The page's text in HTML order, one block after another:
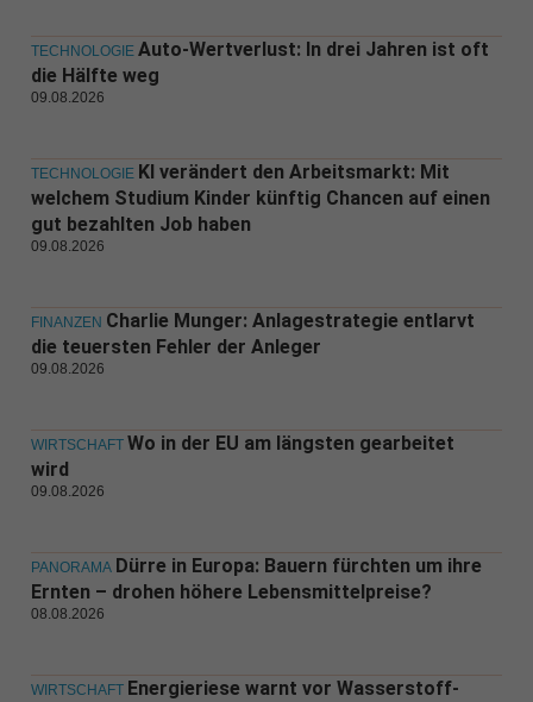
TECHNOLOGIE Auto-Wertverlust: In drei Jahren ist oft
die Hälfte weg
09.08.2026
TECHNOLOGIE KI verändert den Arbeitsmarkt: Mit
welchem Studium Kinder künftig Chancen auf einen
gut bezahlten Job haben
09.08.2026
FINANZEN Charlie Munger: Anlagestrategie entlarvt
die teuersten Fehler der Anleger
09.08.2026
WIRTSCHAFT Wo in der EU am längsten gearbeitet
wird
09.08.2026
PANORAMA Dürre in Europa: Bauern fürchten um ihre
Ernten – drohen höhere Lebensmittelpreise?
08.08.2026
WIRTSCHAFT Energieriese warnt vor Wasserstoff-